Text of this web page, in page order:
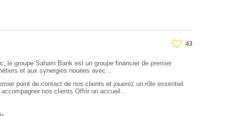
43
le groupe Saham Bank est un groupe financier de premier
et aux synergies nouées avec...
point de contact de nos clients et jouerez un rôle essentiel
nos clients Offrir un accueil...